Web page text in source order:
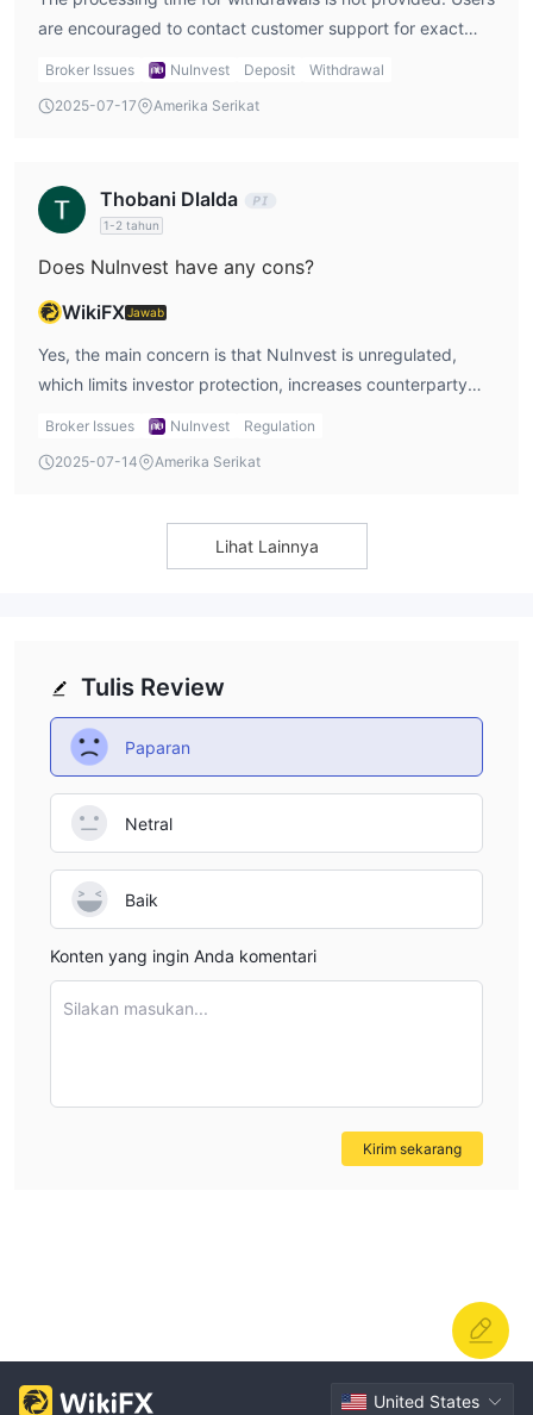
are encouraged to contact customer support for exact
Broker Issues NuInvest Deposit
Withdrawal
2025-07-17
Amerika Serikat
Thobani Dlalda
1-2 tahun
Does NuInvest have any cons?
WikiFXJawab
Yes, the main concern is that NuInvest is unregulated,
which limits investor protection, increases counterparty
risk, and offers little recourse in case of disputes or fraud.
Broker Issues NuInvest
Regulation
2025-07-14
Amerika Serikat
Lihat Lainnya
Tulis Review
Paparan
Netral
Baik
Konten yang ingin Anda komentari
Silakan masukan...
Kirim sekarang
United States